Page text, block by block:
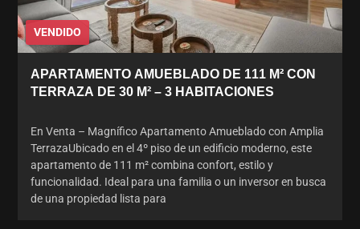
VENDIDO
APARTAMENTO AMUEBLADO DE 111 M² CON
TERRAZA DE 30 M² – 3 HABITACIONES
En Venta – Magnífico Apartamento Amueblado con Amplia
TerrazaUbicado en el 4º piso de un edificio moderno, este
apartamento de 111 m² combina confort, estilo y
funcionalidad. Ideal para una familia o un inversor en busca
de una propiedad lista para